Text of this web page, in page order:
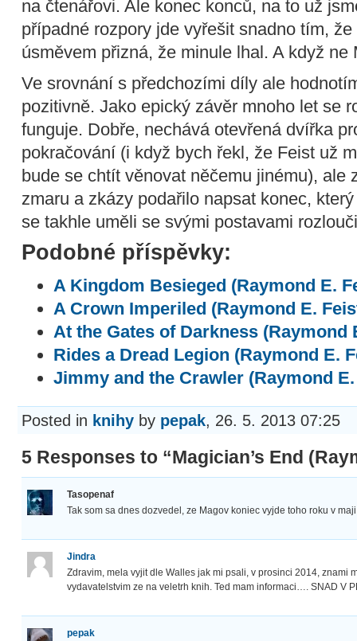
na čtenářovi. Ale konec konců, na to už
případné rozpory jde vyřešit snadno tím,
úsměvem přizná, že minule lhal. A když
Ve srovnání s předchozími díly ale
pozitivně. Jako epický závěr mnoho let se
funguje. Dobře, nechává otevřená dvířka
pokračování (i když bych řekl, že Feist už
bude se chtít věnovat něčemu jinému), ale
zmaru a zkázy podařilo napsat konec,
se takhle uměli se svými postavami
Podobné příspěvky:
A Kingdom Besieged (Raymond E.
A Crown Imperiled (Raymond E.
At the Gates of Darkness (Raymond
Rides a Dread Legion (Raymond E.
Jimmy and the Crawler (Raymond
Posted in knihy by pepak, 26. 5. 2013 07:25
5 Responses to “Magician’s End
Tasopenaf
Tak som sa dnes dozvedel, ze Magov koniec vyjde toho roku v
Jindra
Zdravim, mela vyjit dle Walles jak mi psali, v prosinci 2014, znami
vydavatelstvim ze na veletrh knih. Ted mam informaci…. SNAD V
pepak